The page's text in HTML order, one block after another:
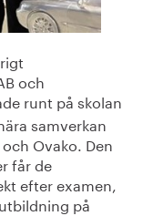
och
runt på skolan
samverkan
Ovako. Den
får de
efter examen,
på